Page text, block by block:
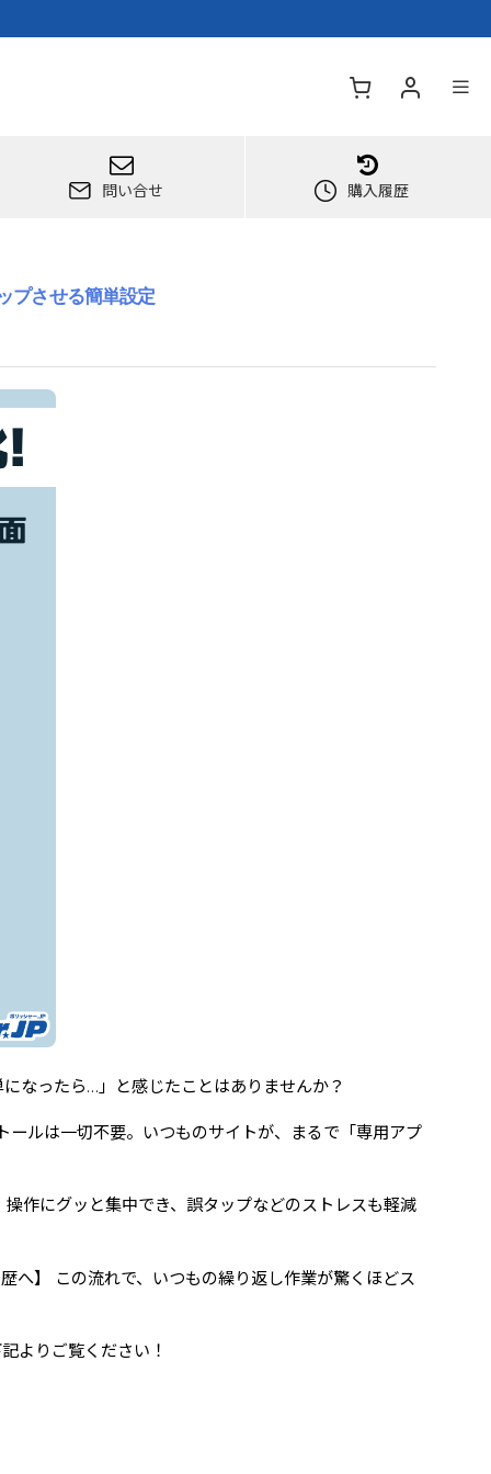
問い合せ 購入履歴
プさせる簡単設定
なったら…」と感じたことはありませんか？
ルは一切不要。いつものサイトが、まるで「専用アプ
作にグッと集中でき、誤タップなどのストレスも軽減
へ】 この流れで、いつもの繰り返し作業が驚くほどス
よりご覧ください！